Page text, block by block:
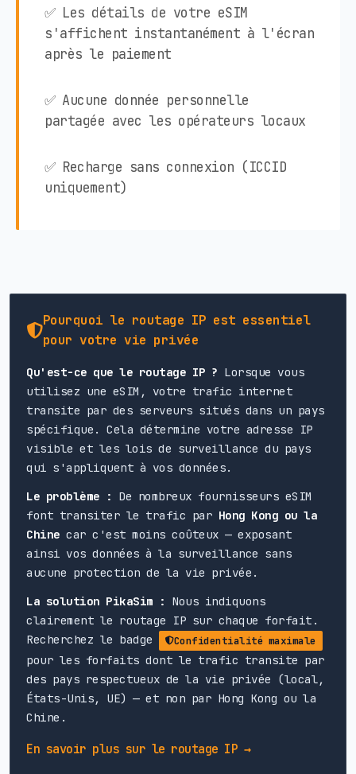
✅ Les détails de votre eSIM
s'affichent instantanément à l'écran
après le paiement
✅ Aucune donnée personnelle
partagée avec les opérateurs locaux
✅ Recharge sans connexion (ICCID
uniquement)
Pourquoi le routage IP est essentiel
pour votre vie privée
Qu'est-ce que le routage IP ? Lorsque vous
utilisez une eSIM, votre trafic internet
transite par des serveurs situés dans un pays
spécifique. Cela détermine votre adresse IP
visible et les lois de surveillance du pays
qui s'appliquent à vos données.
Le problème : De nombreux fournisseurs eSIM
font transiter le trafic par Hong Kong ou la
Chine car c'est moins coûteux — exposant
ainsi vos données à la surveillance sans
aucune protection de la vie privée.
La solution PikaSim : Nous indiquons
clairement le routage IP sur chaque forfait.
Recherchez le badge
Confidentialité maximale
pour les forfaits dont le trafic transite par
des pays respectueux de la vie privée (local,
États-Unis, UE) — et non par Hong Kong ou la
Chine.
En savoir plus sur le routage IP →